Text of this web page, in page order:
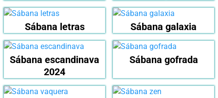
Sábana letras Sábana galaxia
Sábana escandinava
2024
Sábana gofrada